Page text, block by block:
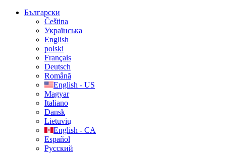
Български
Čeština
Українська
English
polski
Français
Deutsch
Română
English - US
Magyar
Italiano
Dansk
Lietuvių
English - CA
Español
Русский